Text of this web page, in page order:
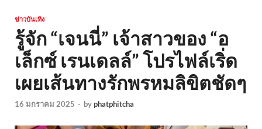
ข่าวบันเทิง
รู้จัก “เจนนี่” เจ้าสาวของ “อ
เล็กซ์ เรนเดลล์” โปรไฟล์เริ่ด
เผยเส้นทางรักพรหมลิขิตชัดๆ
16 มกราคม 2025 - byphatphitcha